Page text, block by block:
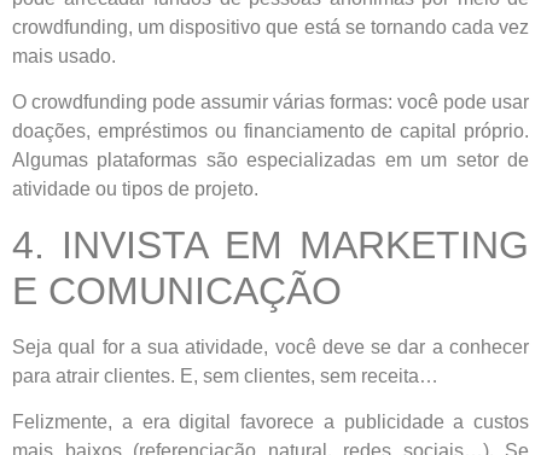
crowdfunding, um dispositivo que está se tornando cada vez
mais usado.
O crowdfunding pode assumir várias formas: você pode usar
doações, empréstimos ou financiamento de capital próprio.
Algumas plataformas são especializadas em um setor de
atividade ou tipos de projeto.
4. INVISTA EM MARKETING
E COMUNICAÇÃO
Seja qual for a sua atividade, você deve se dar a conhecer
para atrair clientes. E, sem clientes, sem receita…
Felizmente, a era digital favorece a publicidade a custos